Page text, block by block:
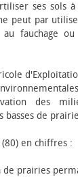
ses sols
peut par
fauchage ou
des
basses de
en chiffres :
de prairies